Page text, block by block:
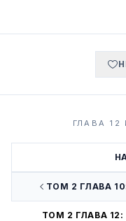
ГЛАВА 12
ТОМ 2 ГЛАВА
ТОМ 2 ГЛАВА